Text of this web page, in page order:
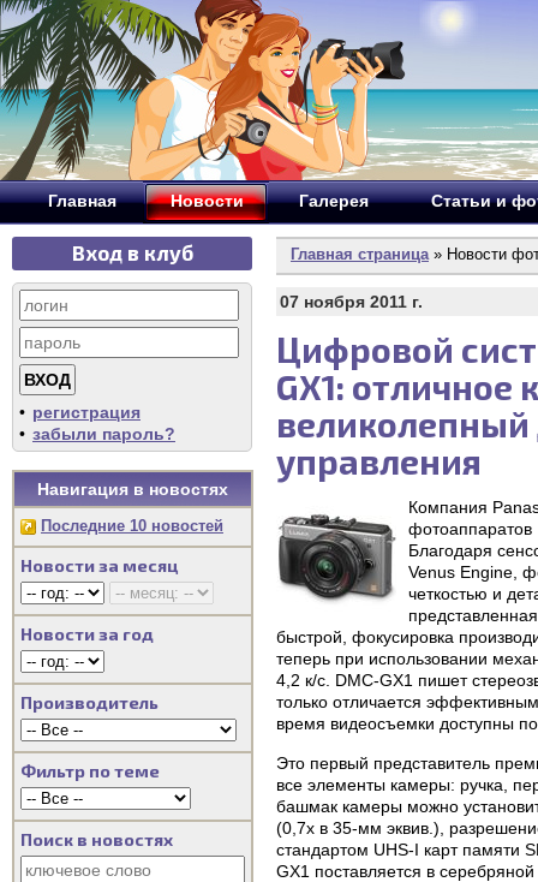
Главная Новости Галерея Статьи и
Вход в клуб
• регистрация
• забыли пароль?
Навигация в новостях
Последние 10 новостей
Новости за месяц
Новости за год
Производитель
Фильтр по теме
Поиск в новостях
Главная страница» Новости
07 ноября 2011 г.
Цифровой
GX1: отличное
великолепный
управления
Компания
Благодаря
Venus Engine,
четкостью и
быстрой, фокусировка
теперь при использовании
4,2 к/с. DMC-GX1 пишет
только отличается
время видеосъемки доступны
Это первый представитель
все элементы камеры: ручка,
башмак камеры можно
(0,7x в 35-мм эквив.),
стандартом UHS-I карт памяти
GX1 поставляется в